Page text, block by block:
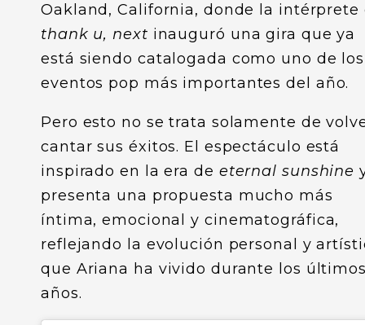
Oakland, California, donde la intérprete
thank u, next inauguró una gira que ya
está siendo catalogada como uno de los
eventos pop más importantes del año.
Pero esto no se trata solamente de
cantar sus éxitos. El espectáculo está
inspirado en la era de eternal sunshine
presenta una propuesta mucho más
íntima, emocional y cinematográfica,
reflejando la evolución personal y
que Ariana ha vivido durante los
años.